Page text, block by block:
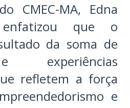
CMEC-MA, Edna
enfatizou que o
da soma de
experiências
refletem a força
e